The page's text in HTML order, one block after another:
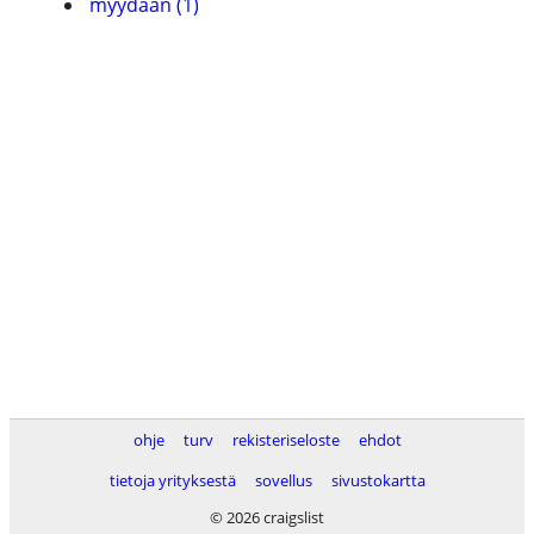
ohje turv rekisteriseloste
ehdot
tietoja yrityksestä
sovellus
sivustokartta
© 2026 craigslist